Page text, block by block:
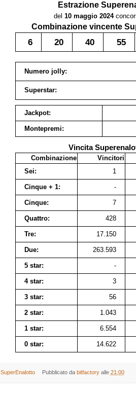
Estrazione
del 10 maggio 2024
Combinazione vincente
6 20 40 55
Numero jolly:
Superstar:
Jackpot:
Montepremi:
Vincita
Combinazione Vincitori
Sei:
1
Cinque + 1: -
Cinque: 7
Quattro: 428
Tre: 17.150
Due: 263.593
5 star: -
4 star: 3
3 star: 56
2 star: 1.043
1 star: 6.554
0 star: 14.622
SuperEnalotto Pubblicato da bitfactory alle 21:00